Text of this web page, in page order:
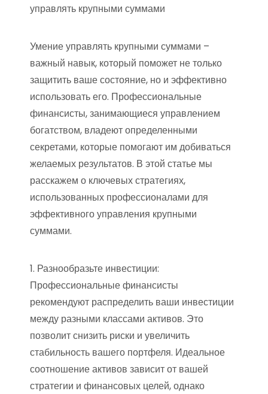
управлять крупными суммами
Умение управлять крупными суммами –
важный навык, который поможет не только
защитить ваше состояние, но и эффективно
использовать его. Профессиональные
финансисты, занимающиеся управлением
богатством, владеют определенными
секретами, которые помогают им добиваться
желаемых результатов. В этой статье мы
расскажем о ключевых стратегиях,
использованных профессионалами для
эффективного управления крупными
суммами.
1. Разнообразьте инвестиции:
Профессиональные финансисты
рекомендуют распределить ваши инвестиции
между разными классами активов. Это
позволит снизить риски и увеличить
стабильность вашего портфеля. Идеальное
соотношение активов зависит от вашей
стратегии и финансовых целей, однако